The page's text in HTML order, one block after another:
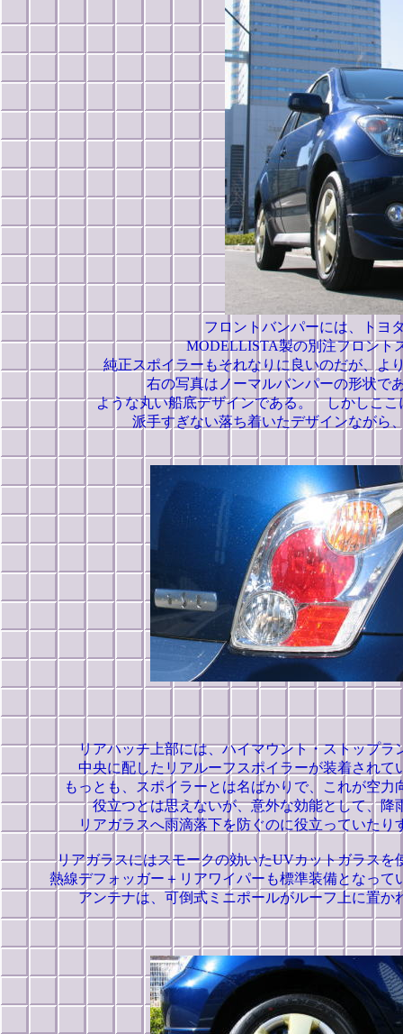
フロントバンパーには、トヨ
MODELLISTA製の別注フロント
純正スポイラーもそれなりに良いのだが、よ
右の写真はノーマルバンパーの形状で
ような丸い船底デザインである。 しかしここ
派手すぎない落ち着いたデザインながら
リアハッチ上部には、ハイマウント・ストップラ
中央に配したリアルーフスポイラーが装着されて
もっとも、スポイラーとは名ばかりで、これが空力
役立つとは思えないが、意外な効能として、降
リアガラスへ雨滴落下を防ぐのに役立っていたり
リアガラスにはスモークの効いたUVカットガラスを
熱線デフォッガー＋リアワイパーも標準装備となって
アンテナは、可倒式ミニポールがルーフ上に置か